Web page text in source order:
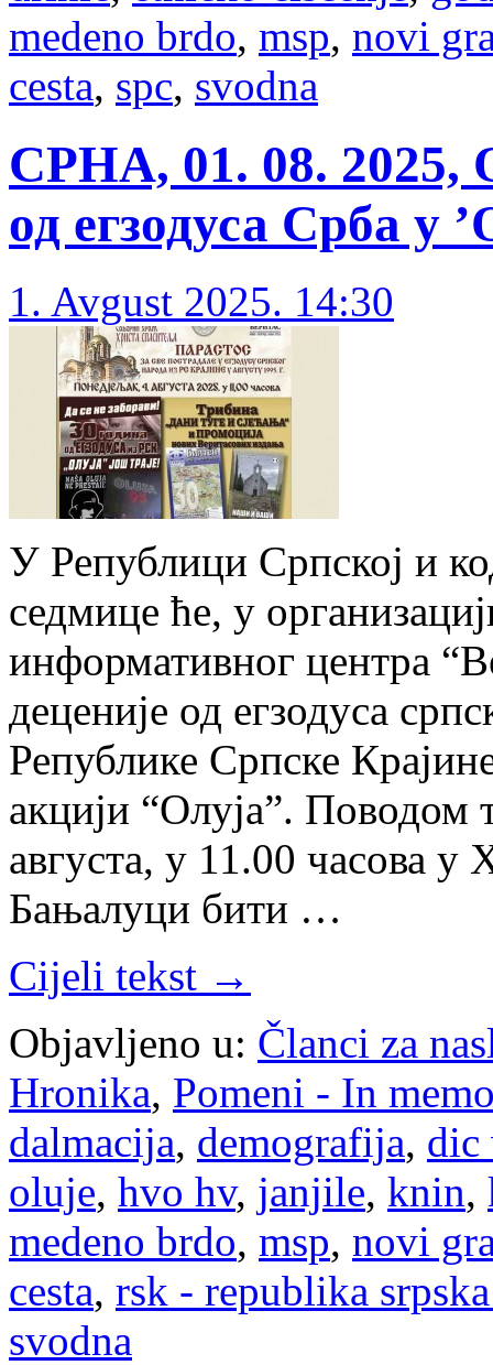
medeno brdo, msp, novi
cesta, spc, svodna
СРНА, 01. 08. 2025,
од егзодуса Срба у
1. Avgust 2025. 14:30
У Републици Српској и
седмице ће, у
информативног центра
деценије од егзодуса
Републике Српске
акцији “Олуја”. Поводом
августа, у 11.00 часова
Бањалуци бити …
Cijeli tekst →
Objavljeno u: Članci za
Hronika, Pomeni - In
dalmacija, demografija, dic
oluje, hvo hv, janjile, knin,
medeno brdo, msp, novi
cesta, rsk - republika
svodna